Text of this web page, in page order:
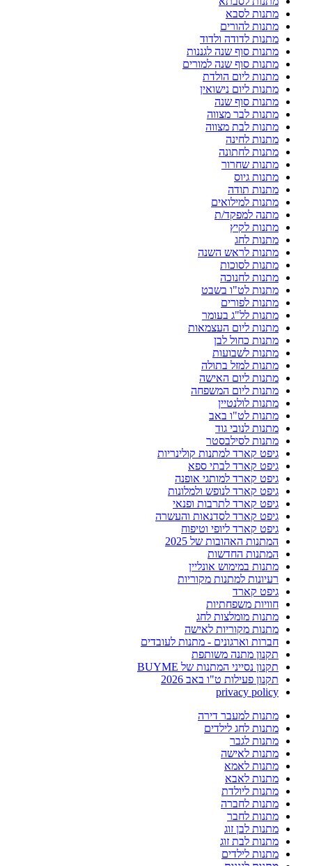
מתנות לסבא
מתנות להורים
מתנות לדודה ולדוד
מתנות סוף שנה לגננות
מתנות סוף שנה למורים
מתנות ליום הולדת
מתנות ליום נישואין
מתנות סוף שנה
מתנות לבר מצווה
מתנות לבת מצווה
מתנות לחינה
מתנות לחתונה
מתנות שחרור
מתנות גיוס
מתנות תודה
מתנות למילואים
מתנה למפקד/ת
מתנות לקיץ
מתנות לחג
מתנות לראש השנה
מתנות לסוכות
מתנות לחנוכה
מתנות לט"ו בשבט
מתנות לפורים
מתנות לל"ג בעומר
מתנות ליום העצמאות
מתנות כחול לבן
מתנות לשבועות
מתנות למזל בתולה
מתנות ליום האישה
מתנות ליום המשפחה
מתנות לולנטיין
מתנות לט"ו באב
מתנות לנובי גוד
מתנות לסילבסטר
גיפט קארד למתנות קולינריות
גיפט קארד לבתי ספא
גיפט קארד למותגי אופנה
גיפט קארד לנופש ולמלונות
גיפט קארד לתרבות ופנאי
גיפט קארד לסדנאות והעשרה
גיפט קארד ליופי וטיפוח
המתנות האהובות של 2025
המתנות החדשות
מתנות במימוש אונליין
רעיונות למתנות מקוריות
גיפט קארד
חוויות משפחתיות
מתנות מומלצות לחג
מתנות מקוריות לאישה
חברות וארגונים - מתנות לעובדים
תקנון מתנה משותפת
תקנון נסייני המתנות של BUYME
תקנון פעילות ט"ו באב 2026
privacy policy
מתנות למעבר דירה
מתנות לחג לילדים
מתנות לגבר
מתנות לאישה
מתנות לאמא
מתנות לאבא
מתנות ליולדת
מתנות לחברה
מתנות לחבר
מתנות לבן זוג
מתנות לבת זוג
מתנות לילדים